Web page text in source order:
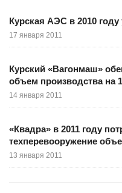
Курская АЭС в 2010
17 января 2011
Курский «Вагонмаш»
объем производства на
14 января 2011
«Квадра» в 2011 году
техперевооружение
13 января 2011